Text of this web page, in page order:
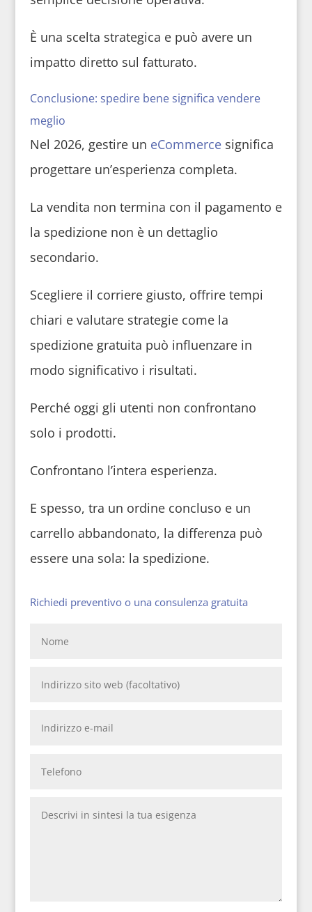
È una scelta strategica e può avere un
impatto diretto sul fatturato.
Conclusione: spedire bene significa vendere
meglio
Nel 2026, gestire un eCommercesignifica
progettare un’esperienza completa.
La vendita non termina con il pagamento e
la spedizione non è un dettaglio
secondario.
Scegliere il corriere giusto, offrire tempi
chiari e valutare strategie come la
spedizione gratuita può influenzare in
modo significativo i risultati.
Perché oggi gli utenti non confrontano
solo i prodotti.
Confrontano l’intera esperienza.
E spesso, tra un ordine concluso e un
carrello abbandonato, la differenza può
essere una sola: la spedizione.
Richiedi preventivo o una consulenza gratuita